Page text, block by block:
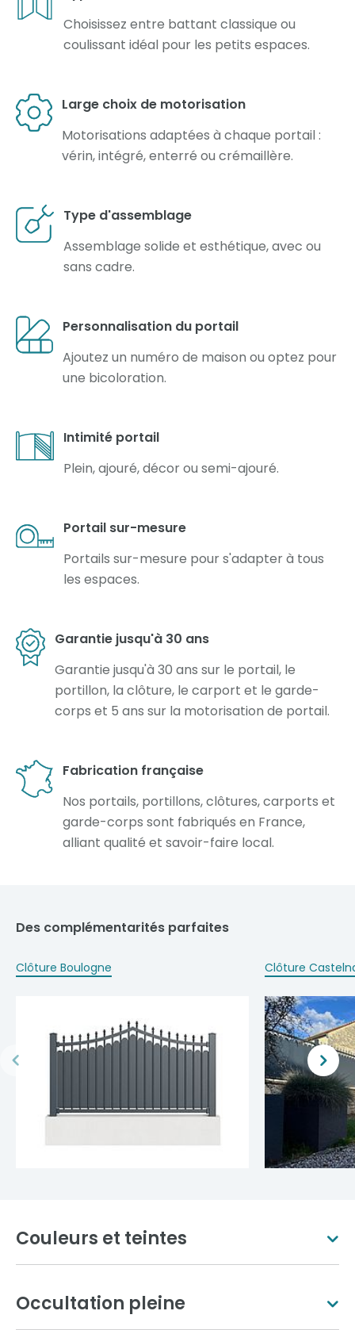
Choisissez entre battant classique ou
coulissant idéal pour les petits espaces.
Large choix de motorisation
Motorisations adaptées à chaque portail :
vérin, intégré, enterré ou crémaillère.
Type d'assemblage
Assemblage solide et esthétique, avec ou
sans cadre.
Personnalisation du portail
Ajoutez un numéro de maison ou optez pour
une bicoloration.
Intimité portail
Plein, ajouré, décor ou semi-ajouré.
Portail sur-mesure
Portails sur-mesure pour s'adapter à tous
les espaces.
Garantie jusqu'à 30 ans
Garantie jusqu'à 30 ans sur le portail, le
portillon, la clôture, le carport et le garde-
corps et 5 ans sur la motorisation de portail.
Fabrication française
Nos portails, portillons, clôtures, carports et
garde-corps sont fabriqués en France,
alliant qualité et savoir-faire local.
Des complémentarités parfaites
Clôture Boulogne Clôture
Couleurs et teintes
Occultation pleine